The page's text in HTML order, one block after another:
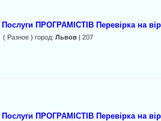
Послуги ПРОГРАМІСТІВ Перевірка на
( Разное ) город: Львов| 207
Послуги ПРОГРАМІСТІВ Перевірка на